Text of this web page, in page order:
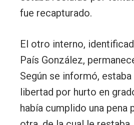
fue recapturado.
El otro interno,
País González,
Según se informó,
libertad por hurto en
había cumplido una pena